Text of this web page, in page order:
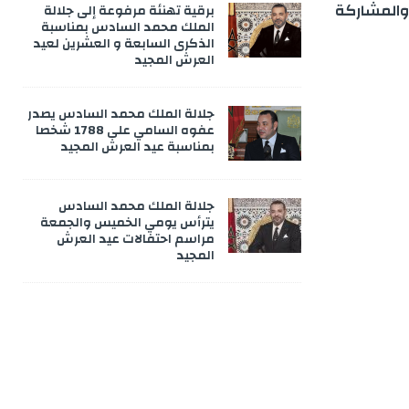
برقية تهنئة مرفوعة إلى جلالة
الملك محمد السادس بمناسبة
الذكرى السابعة و العشرين لعيد
العرش المجيد
جلالة الملك محمد السادس يصدر
عفوه السامي على 1788 شخصا
بمناسبة عيد العرش المجيد
جلالة الملك محمد السادس
يترأس يومي الخميس والجمعة
مراسم احتفالات عيد العرش
المجيد